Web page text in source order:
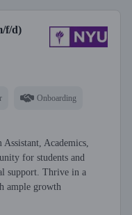
f/d)
Onboarding
Academics,
for students and
support. Thrive in a
ample growth